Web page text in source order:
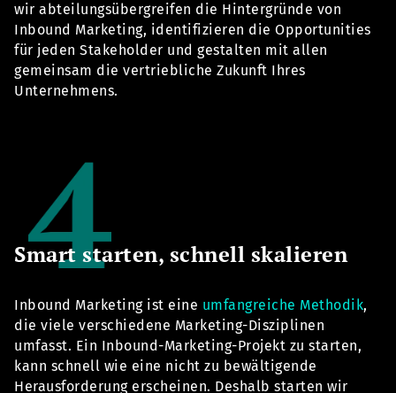
wir abteilungsübergreifen die Hintergründe von
Inbound Marketing, identifizieren die Opportunities
für jeden Stakeholder und gestalten mit allen
gemeinsam die vertriebliche Zukunft Ihres
Unternehmens.
Smart starten, schnell skalieren
Inbound Marketing ist eine umfangreiche Methodik,
die viele verschiedene Marketing-Disziplinen
umfasst. Ein Inbound-Marketing-Projekt zu starten,
kann schnell wie eine nicht zu bewältigende
Herausforderung erscheinen. Deshalb starten wir